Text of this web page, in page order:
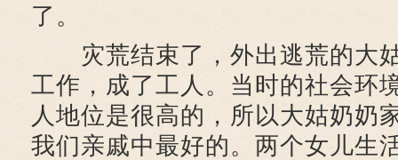
了。
灾荒结束了，外出逃荒的大
工作，成了工人。当时的社会环
人地位是很高的，所以大姑奶奶
我们亲戚中最好的。两个女儿生